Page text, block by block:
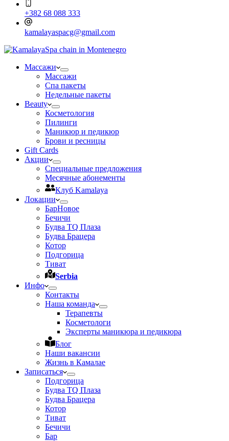
+382 68 088 333
kamalayaspacg@gmail.com
Массажи
Массажи
Спа пакеты
Недельные пакеты
Beauty
Косметология
Пилинги
Маникюр и педикюр
Брови и ресницы
Gift Cards
Акции
Специальные предложения
Месячные абонементы
Клуб Kamalaya
Локации
БарНовое
Бечичи
Будва TQ Плаза
Будва Брацера
Котор
Подгорица
Тиват
Serbia
Инфо
Контакты
Наша команда
Терапевты
Косметологи
Эксперты маникюра и педикюра
Блог
Наши вакансии
Жизнь в Камалае
Записаться
Подгорица
Будва TQ Плаза
Будва Брацера
Котор
Тиват
Бечичи
Бар